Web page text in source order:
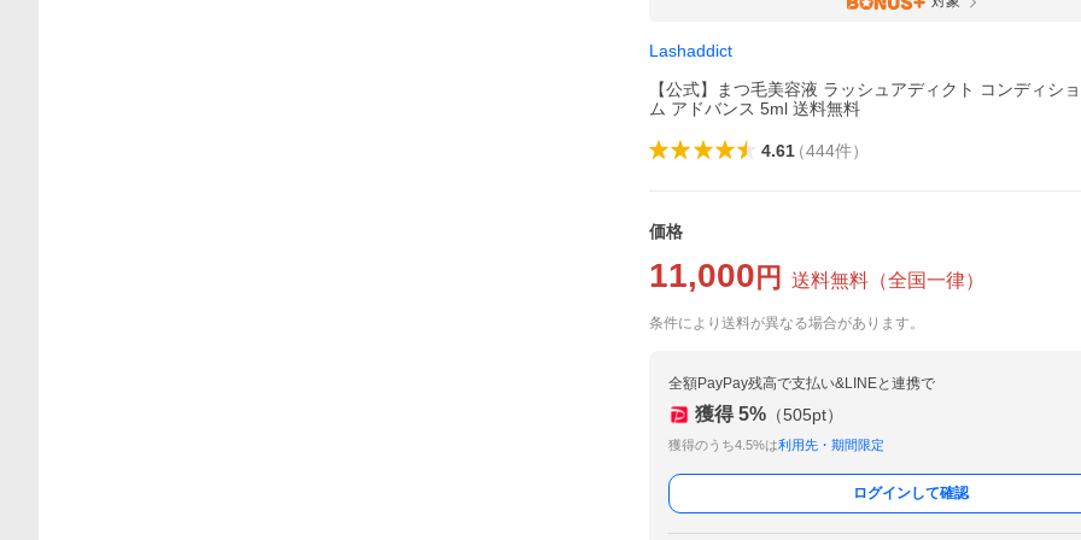
Lashaddict
【公式】まつ毛美容液 ラッシュアディクト コンディシ
ム アドバンス 5ml 送料無料
4.61（444件）
価格
11,000 円 送料無料 （全国一律）
条件により送料が異なる場合があります。
全額PayPay残高で支払い&LINEと連携で
獲得 5% （505pt）
獲得のうち4.5%は利用先・期間限定
ログインして確認